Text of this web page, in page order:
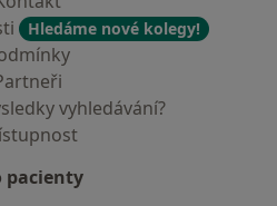
Hledáme nové kolegy!
vyhledávání?
pacienty